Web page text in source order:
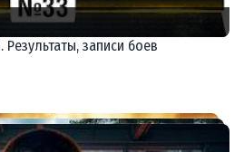
записи боев